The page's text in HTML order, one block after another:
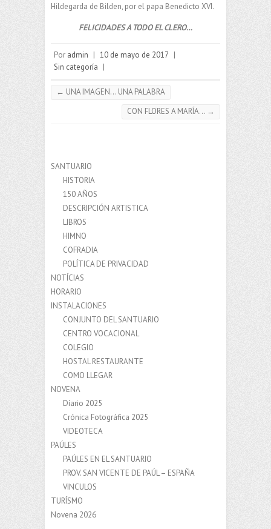
Hildegarda de Bilden, por el papa Benedicto XVI.
FELICIDADES A TODO EL CLERO…
Por admin | 10 de mayo de 2017 |
Sin categoría |
← UNA IMAGEN… UNA PALABRA
CON FLORES A MARÍA… →
SANTUARIO
HISTORIA
150 AÑOS
DESCRIPCIÓN ARTISTICA
LIBROS
HIMNO
COFRADIA
POLÍTICA DE PRIVACIDAD
NOTÍCIAS
HORARIO
INSTALACIONES
CONJUNTO DEL SANTUARIO
CENTRO VOCACIONAL
COLEGIO
HOSTAL RESTAURANTE
COMO LLEGAR
NOVENA
Díario 2025
Crónica Fotográfica 2025
VIDEOTECA
PAÚLES
PAÚLES EN EL SANTUARIO
PROV. SAN VICENTE DE PAÚL – ESPAÑA
VINCULOS
TURÍSMO
Novena 2026